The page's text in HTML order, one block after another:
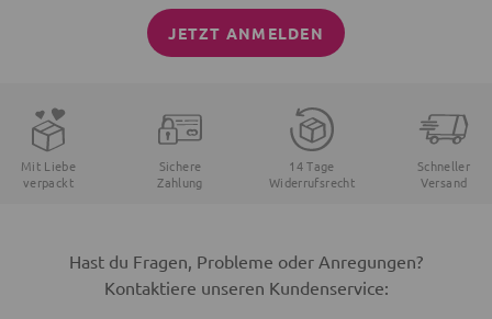
JETZT ANMELDEN
Mit Liebe
verpackt
Sichere
Zahlung
14 Tage
Widerrufsrecht
Schneller
Versand
Hast du Fragen, Probleme oder Anregungen?
Kontaktiere unseren Kundenservice: